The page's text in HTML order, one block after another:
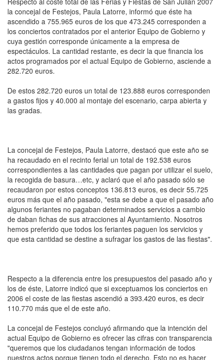
la concejal de Festejos, Paula Latorre, informó que éste ha
ascendido a 755.965 euros de los que 473.245 corresponden a
los conciertos contratados por el anterior Equipo de Gobierno y
cuya gestión corresponde únicamente a la empresa de
espectáculos. La cantidad restante, es decir la que financia los
actos programados por el actual Equipo de Gobierno, asciende a
282.720 euros.
De estos 282.720 euros un total de 123.888 euros corresponden
a gastos fijos y 40.000 al montaje del escenario, carpa abierta y
las gradas.
La concejal de Festejos, Paula Latorre, destacó que este año se
ha recaudado en el recinto ferial un total de 192.538 euros
correspondientes a las cantidades que pagan por utilizar el suelo,
la recogida de basura…etc, y aclaró que el año pasado sólo se
recaudaron por estos conceptos 136.813 euros, es decir 55.725
euros más que el año pasado, "esta se debe a que el pasado año
algunos feriantes no pagaban determinados servicios a cambio
de daban fichas de sus atracciones al Ayuntamiento. Nosotros
hemos preferido que todos los feriantes paguen los servicios y
que esta cantidad se destine a sufragar los gastos de las fiestas".
Respecto a la diferencia entre los presupuestos del pasado año y
los de éste, Latorre indicó que si exceptuamos los conciertos en
2006 el coste de las fiestas ascendió a 393.420 euros, es decir
110.770 más que el de este año.
La concejal de Festejos concluyó afirmando que la intención del
actual Equipo de Gobierno es ofrecer las cifras con transparencia
"queremos que los ciudadanos tengan información de todos
nuestros actos porque tienen todo el derecho. Esto no es hacer